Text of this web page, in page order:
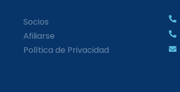
Socios
Afiliarse
Política de Privacidad